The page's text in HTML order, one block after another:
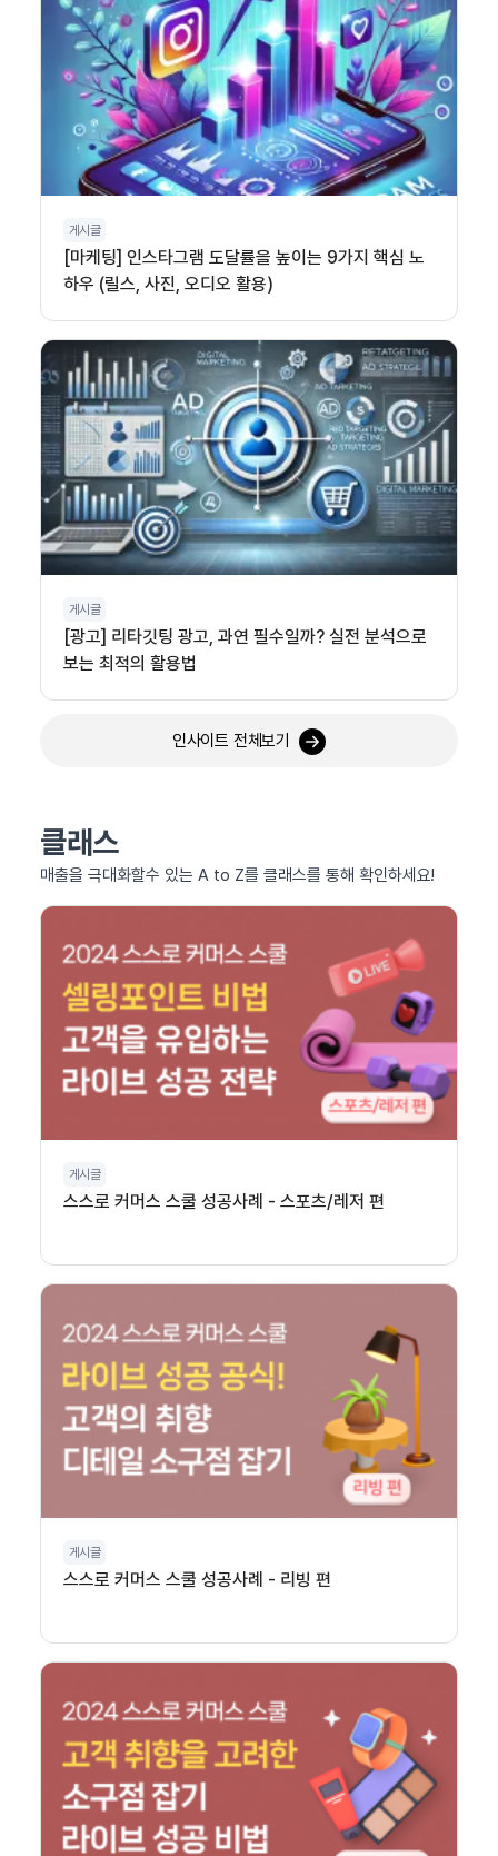
게시글
[마케팅] 인스타그램 도달률을 높이는 9가지 핵심 노
하우 (릴스, 사진, 오디오 활용)
게시글
[광고] 리타깃팅 광고, 과연 필수일까? 실전 분석으로
보는 최적의 활용법
인사이트 전체보기
클래스
매출을 극대화할수 있는 A to Z를 클래스를 통해 확인하세요!
게시글
스스로 커머스 스쿨 성공사례 - 스포츠/레저 편
게시글
스스로 커머스 스쿨 성공사례 - 리빙 편